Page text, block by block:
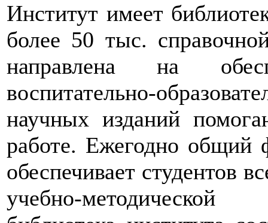
Институт имеет
более 50 тыс.
направлена на
воспитательно-
научных изданий
работе. Ежегодно общий
обеспечивает студентов
учебно-